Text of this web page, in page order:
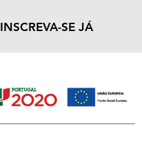
INSCREVA-SE JÁ